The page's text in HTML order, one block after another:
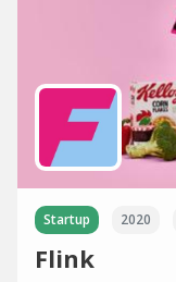
Startup 2020
Flink